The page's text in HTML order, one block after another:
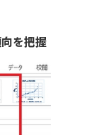
を把握